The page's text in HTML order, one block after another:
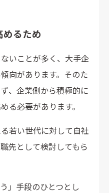
めるため
いことが多く、大手企
向があります。そのた
、企業側から積極的に
る必要があります。
若い世代に対して自社
先として検討してもら
」手段のひとつとし